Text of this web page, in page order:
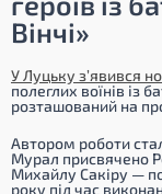
Вінчі»
У Луцьку з’явився
полеглих воїнів із
розташований на
Автором роботи
Мурал присвячено
Михайлу Сакіру —
року під час